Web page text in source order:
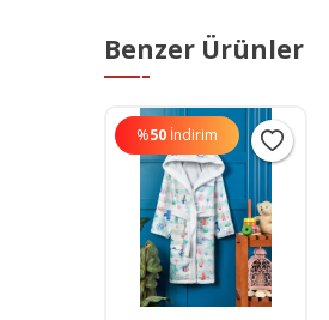
Benzer Ürünler
%50 İndirim